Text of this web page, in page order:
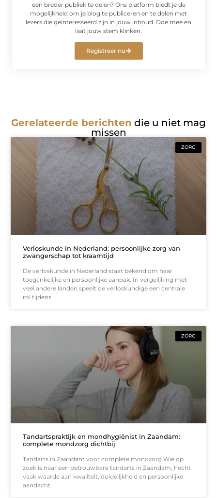
een breder publiek te delen? Ons platform biedt je de
mogelijkheid om je blog te publiceren en te delen met
lezers die geïnteresseerd zijn in jouw inhoud. Doe mee en
laat jouw stem klinken.
Registreer nu
Gerelateerde berichten die u niet mag
missen
ZORG
Verloskunde in Nederland: persoonlijke zorg van
zwangerschap tot kraamtijd
De verloskunde in Nederland staat bekend om haar
toegankelijke en persoonlijke aanpak. In vergelijking met
veel andere landen speelt de verloskundige een centrale
rol tijdens
ZORG
Tandartspraktijk en mondhygiënist in Zaandam:
complete mondzorg dichtbij
Tandarts in Zaandam voor complete mondzorg Wie op
zoek is naar een betrouwbare tandarts in Zaandam, hecht
vaak waarde aan kwaliteit, duidelijkheid en persoonlijke
aandacht.